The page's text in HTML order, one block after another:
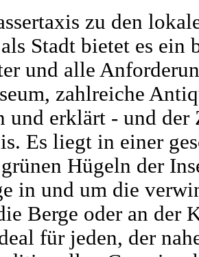
zu den
Stadt bietet es ein
und alle
zahlreiche
und erklärt - und
Es liegt in einer
Hügeln der
in und um die
Berge oder an der
für jeden, der